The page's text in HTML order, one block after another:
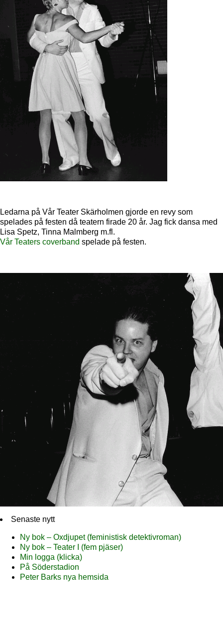
Ledarna på Vår Teater Skärholmen gjorde en revy som
spelades på festen då teatern firade 20 år. Jag fick dansa med
Lisa Spetz, Tinna Malmberg m.fl.
Vår Teaters coverband spelade på festen.
Senaste nytt
Ny bok – Oxdjupet (feministisk detektivroman)
Ny bok – Teater I (fem pjäser)
Min logga (klicka)
På Söderstadion
Peter Barks nya hemsida